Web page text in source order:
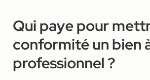
Qui paye pour
conformité un bien
professionnel ?